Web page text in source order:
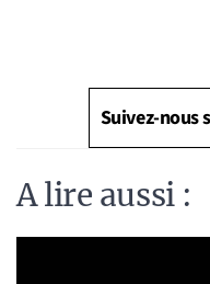
Suivez-nous
A lire aussi :